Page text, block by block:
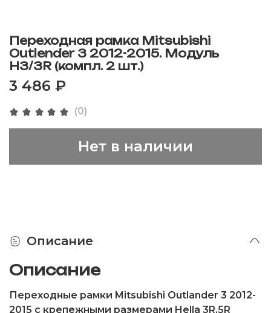
(0)
Переходная рамка Mitsubishi
Outlender 3 2012-2015. Модуль
H3/3R (компл. 2 шт.)
3 486 ₽
Нет в наличии
Описание
Описание
Переходные рамки Mitsubishi Outlander 3 2012-
2015 с крепежными размерами Hella 3R,5R